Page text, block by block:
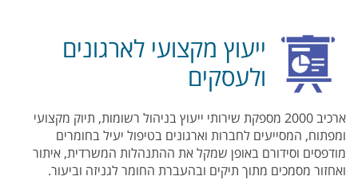
ייעוץ מקצועי לארגונים
ולעסקים
ארכיב 2000 מספקת שירותי ייעוץ בניהול רשומות, תיוק מקצועי
ומפתוח, המסייעים לחברות וארגונים בטיפול יעיל בחומרים
מודפסים וסידורם באופן שמקל את ההתנהלות המשרדית, איתור
ואחזור מסמכים מתוך תיקים ובהעברת החומר לגניזה וביעור.